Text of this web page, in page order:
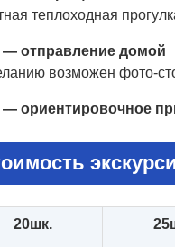
теплоходная
— отправление домой
возможен фото-
— ориентировочное
20шк.